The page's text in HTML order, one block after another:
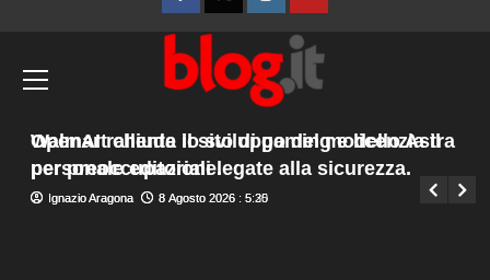
FacebookTwitterInstagramYouTube
principale
L’Ambasciata d’Italia a Praga apre le
porte per celebrare gli ottant’anni della
Giuseppe Recca 7 Agosto 2026 : 19:55
Walmart chiude il sito di gaming e licenzia il
personale editoriale.
Ignazio Aragona 8 Agosto 2026 : 5:30
OpenAI rallenta lo sviluppo del modello Astra
per preoccupazioni legate alla sicurezza.
Ignazio Aragona 8 Agosto 2026 : 5:25
5
Elisabetta Gregoraci e la sorella
Marzia: vacanza da sogno in
Debora Bragetti in vacanza da sola: